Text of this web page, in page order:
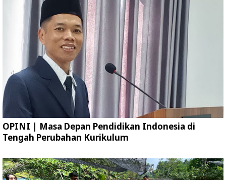
OPINI | Masa Depan Pendidikan Indonesia di
Tengah Perubahan Kurikulum